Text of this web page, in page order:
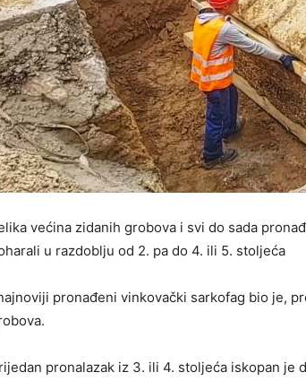
većina zidanih grobova i svi do sada
u razdoblju od 2. pa do 4. ili 5. stoljeća
pronađeni vinkovački sarkofag bio je,
pronalazak iz 3. ili 4. stoljeća iskopan je